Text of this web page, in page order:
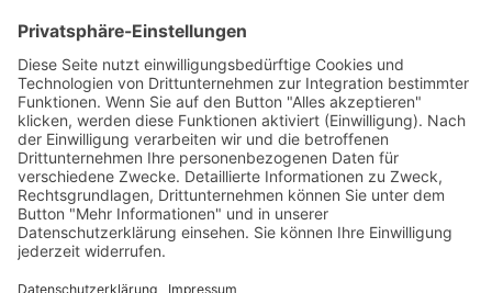
Mitglied des Deutschen Bundestages
Presse & Downloads
Pressemitteilungen
Pressefotos
BASis Info
Newsletter-Abo